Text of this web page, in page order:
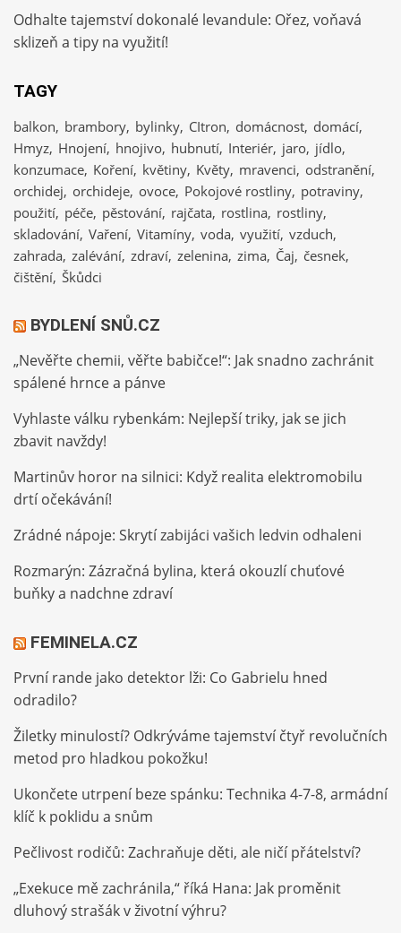
Odhalte tajemství dokonalé levandule: Ořez, voňavá
sklizeň a tipy na využití!
TAGY
balkon brambory bylinky CItron domácnost domácí
Hmyz Hnojení hnojivo hubnutí Interiér jaro jídlo
konzumace Koření květiny Květy mravenci odstranění
orchidej orchideje ovoce Pokojové rostliny potraviny
použití péče pěstování rajčata rostlina rostliny
skladování Vaření Vitamíny voda využití vzduch
zahrada zalévání zdraví zelenina zima Čaj česnek
čištění Škůdci
BYDLENÍ SNŮ.CZ
„Nevěřte chemii, věřte babičce!“: Jak snadno zachránit
spálené hrnce a pánve
Vyhlaste válku rybenkám: Nejlepší triky, jak se jich
zbavit navždy!
Martinův horor na silnici: Když realita elektromobilu
drtí očekávání!
Zrádné nápoje: Skrytí zabijáci vašich ledvin odhaleni
Rozmarýn: Zázračná bylina, která okouzlí chuťové
buňky a nadchne zdraví
FEMINELA.CZ
První rande jako detektor lži: Co Gabrielu hned
odradilo?
Žiletky minulostí? Odkrýváme tajemství čtyř revolučních
metod pro hladkou pokožku!
Ukončete utrpení beze spánku: Technika 4-7-8, armádní
klíč k poklidu a snům
Pečlivost rodičů: Zachraňuje děti, ale ničí přátelství?
„Exekuce mě zachránila,“ říká Hana: Jak proměnit
dluhový strašák v životní výhru?